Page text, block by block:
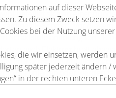
beteiligt sich an einer
E-Schrott“. Vor
Schadstoffsammlung vom 1.
auch Elektroschrott
wachsende Abfallmenge
in Schubladen oder werden
auf dieser
Zu diesem Zweck setzen
bei der Nutzung
die wir einsetzen, werden
später jederzeit ändern
in der rechten unteren